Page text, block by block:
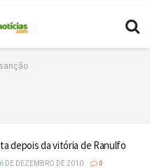
depois da vitória de Ranulfo
6 DE DEZEMBRO DE 2010 0